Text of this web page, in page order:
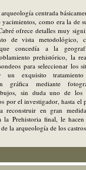
centrada
como era la de
ofrece detalles muy
de vista metodológico,
concedía a la
prehistórico, la
para seleccionar los
y un exquisito
gráfica mediante
sin duda uno de los
por el investigador, hasta el
reconstruir en gran
la Prehistoria final, le
la arqueología de los